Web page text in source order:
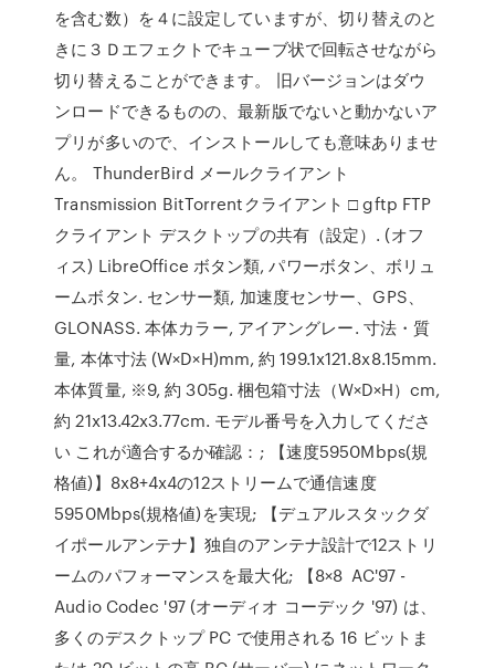
を含む数）を４に設定していますが、切り替えのと
きに３Ｄエフェクトでキューブ状で回転させながら
切り替えることができます。 旧バージョンはダウ
ンロードできるものの、最新版でないと動かないア
プリが多いので、インストールしても意味ありませ
ん。 ThunderBird メールクライアント
Transmission BitTorrentクライアント □ gftp FTP
クライアント デスクトップの共有（設定）. (オフ
ィス) LibreOffice ボタン類, パワーボタン、ボリュ
ームボタン. センサー類, 加速度センサー、GPS、
GLONASS. 本体カラー, アイアングレー. 寸法・質
量, 本体寸法 (W×D×H)mm, 約 199.1x121.8x8.15mm.
本体質量, ※9, 約 305g. 梱包箱寸法（W×D×H）cm,
約 21x13.42x3.77cm. モデル番号を入力してくださ
い これが適合するか確認：; 【速度5950Mbps(規
格値)】8x8+4x4の12ストリームで通信速度
5950Mbps(規格値)を実現; 【デュアルスタックダ
イポールアンテナ】独自のアンテナ設計で12ストリ
ームのパフォーマンスを最大化; 【8×8 AC'97 -
Audio Codec '97 (オーディオ コーデック '97) は、
多くのデスクトップ PC で使用される 16 ビットま